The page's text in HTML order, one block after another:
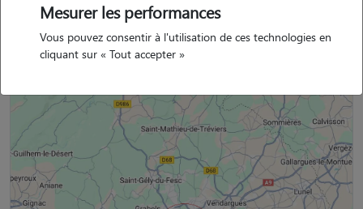
Situation géographique
Mesurer les performances
Vous pouvez consentir à l'utilisation de ces technologies en
cliquant sur « Tout accepter »